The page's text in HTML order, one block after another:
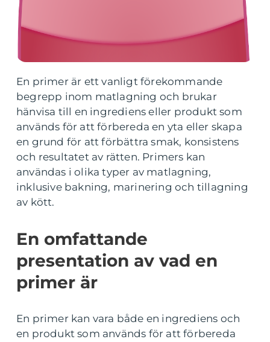
En primer är ett vanligt förekommande
begrepp inom matlagning och brukar
hänvisa till en ingrediens eller produkt som
används för att förbereda en yta eller skapa
en grund för att förbättra smak, konsistens
och resultatet av rätten. Primers kan
användas i olika typer av matlagning,
inklusive bakning, marinering och tillagning
av kött.
En omfattande
presentation av vad en
primer är
En primer kan vara både en ingrediens och
en produkt som används för att förbereda